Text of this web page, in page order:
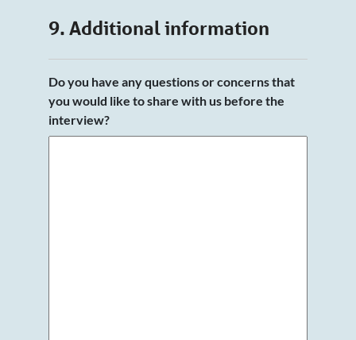
9. Additional information
Do you have any questions or concerns that
you would like to share with us before the
interview?